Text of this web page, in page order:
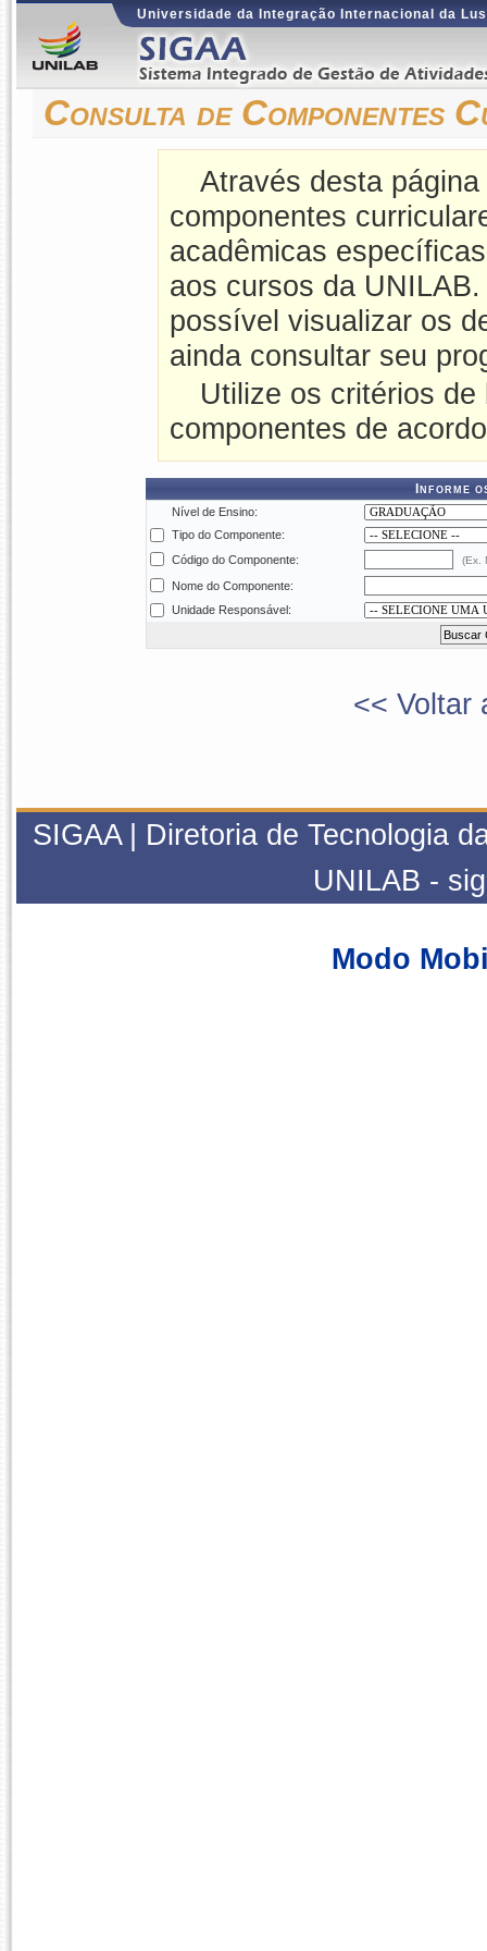
Universidade da Integração Internacional da
Consulta de Componentes
Através desta
componentes
acadêmicas
aos cursos da
possível visualizar os
ainda consultar seu
Utilize os critérios
componentes de
Informe
Nível de Ensino:
Tipo do Componente:
Código do Componente:
(Ex.
Nome do Componente:
Unidade Responsável:
<< Voltar
SIGAA | Diretoria de Tecnologia
UNILAB -
Modo